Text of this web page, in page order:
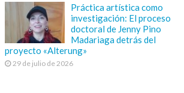
Práctica artística como
investigación: El proceso
doctoral de Jenny Pino
Madariaga detrás del
proyecto «Alterung»
29 de julio de 2026